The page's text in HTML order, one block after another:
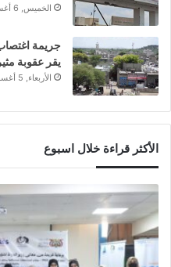
الخميس, 6 أغسطس 2026 - 11:30 م
جريمة
يقر عقوبة
الأربعاء, 5 أغسطس 2026 - 8:15 م
الأكثر قراءة خلال اسبوع